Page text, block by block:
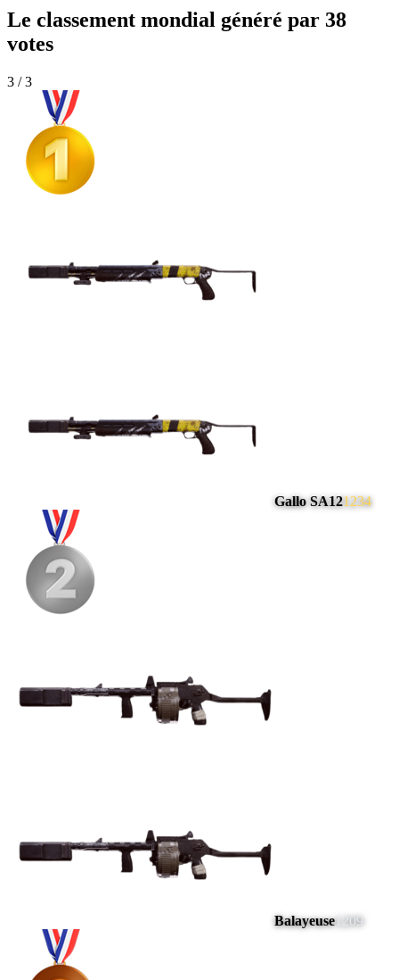
Le classement mondial généré par 38
votes
3 / 3
Gallo SA121234
Balayeuse1209